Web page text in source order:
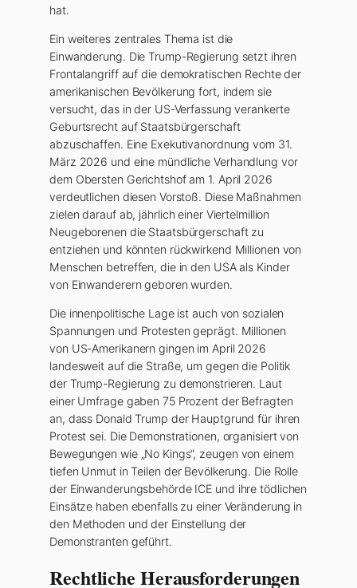
hat.
Ein weiteres zentrales Thema ist die
Einwanderung. Die Trump-Regierung setzt ihren
Frontalangriff auf die demokratischen Rechte der
amerikanischen Bevölkerung fort, indem sie
versucht, das in der US-Verfassung verankerte
Geburtsrecht auf Staatsbürgerschaft
abzuschaffen. Eine Exekutivanordnung vom 31.
März 2026 und eine mündliche Verhandlung vor
dem Obersten Gerichtshof am 1. April 2026
verdeutlichen diesen Vorstoß. Diese Maßnahmen
zielen darauf ab, jährlich einer Viertelmillion
Neugeborenen die Staatsbürgerschaft zu
entziehen und könnten rückwirkend Millionen von
Menschen betreffen, die in den USA als Kinder
von Einwanderern geboren wurden.
Die innenpolitische Lage ist auch von sozialen
Spannungen und Protesten geprägt. Millionen
von US-Amerikanern gingen im April 2026
landesweit auf die Straße, um gegen die Politik
der Trump-Regierung zu demonstrieren. Laut
einer Umfrage gaben 75 Prozent der Befragten
an, dass Donald Trump der Hauptgrund für ihren
Protest sei. Die Demonstrationen, organisiert von
Bewegungen wie „No Kings“, zeugen von einem
tiefen Unmut in Teilen der Bevölkerung. Die Rolle
der Einwanderungsbehörde ICE und ihre tödlichen
Einsätze haben ebenfalls zu einer Veränderung in
den Methoden und der Einstellung der
Demonstranten geführt.
Rechtliche Herausforderungen